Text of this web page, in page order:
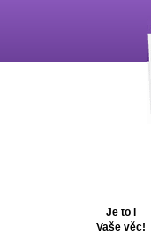
Je to i
Vaše věc!